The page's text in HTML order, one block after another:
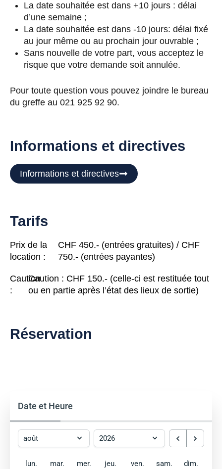
La date souhaitée est dans +10 jours : délai
d’une semaine ;
La date souhaitée est dans -10 jours: délai fixé
au jour même ou au prochain jour ouvrable ;
Sans nouvelle de votre part, vous acceptez le
risque que votre demande soit annulée.
Pour toute question vous pouvez joindre le bureau
du greffe au 021 925 92 90.
Informations et directives
Informations et directives
Tarifs
Prix de la
location :
CHF 450.- (entrées gratuites) / CHF
750.- (entrées payantes)
Caution
:
Caution : CHF 150.- (celle-ci est restituée tout
ou en partie après l’état des lieux de sortie)
Réservation
Date et Heure
lun. mar. mer. jeu. ven. sam. dim.